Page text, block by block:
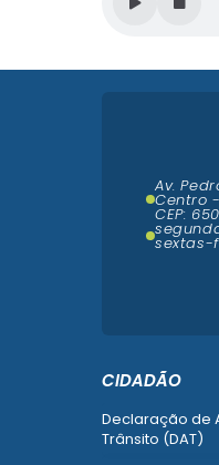
CIDADÃO
Declaração de
Trânsito (DAT)
Av.
Centro
CEP:
sextas-